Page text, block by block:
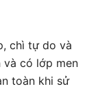
chì tự do và
và có lớp men
toàn khi sử